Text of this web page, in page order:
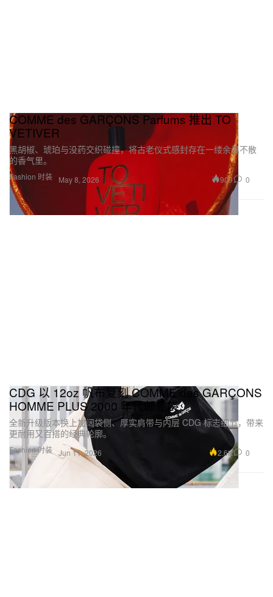
Fashion 时装
COMME des GARÇONS Parfums 推出 TO
VETIVER
黑胡椒、琥珀与没药交织碰撞，将古老仪式感封存在一缕余温不散
的香气里。
May 8, 2026 909 0
Fashion 时装
CDG 以 12oz 帆布复刻 COMME des GARÇONS
HOMME PLUS 2000 年代邮差袋
全新升级版本换上加阔袋侧、厚实肩带与内层 CDG 标志细节，带来
更耐用又百搭的经典轮廓。
Jun 11, 2026 2.6K 0